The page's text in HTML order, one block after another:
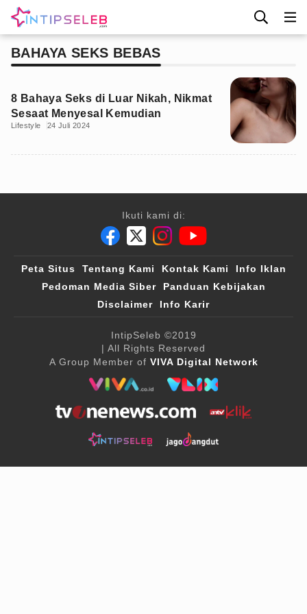
BAHAYA SEKS BEBAS
8 Bahaya Seks di Luar Nikah, Nikmat
Sesaat Menyesal Kemudian
Lifestyle 24 Juli 2024
Ikuti kami di:
Peta Situs Tentang Kami Kontak Kami
Info Iklan
Pedoman Media Siber
Panduan Kebijakan
Disclaimer
Info Karir
IntipSeleb ©2019
| All Rights Reserved
A Group Member of VIVA Digital Network